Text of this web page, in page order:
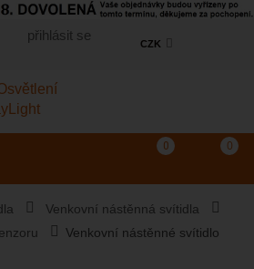
přihlásit se
CZK
Košík 0
(prázdný)
0
Porovnání produktů
Venkovní nástěnná svítidla
Venkovní nástěnné svítidlo